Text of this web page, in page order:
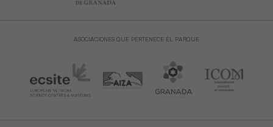
ASOCIACIONES QUE PERTENECE EL PARQUE